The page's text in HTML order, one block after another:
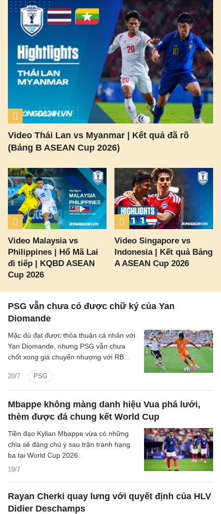
Video Thái Lan vs Myanmar | Kết quả đã rõ
(Bảng B ASEAN Cup 2026)
Video Malaysia vs
Philippines | Hổ Mã Lai
đi tiếp | KQBD ASEAN
Cup 2026
Video Singapore vs
Indonesia | Kết quả Bảng
A ASEAN Cup 2026
PSG vẫn chưa có được chữ ký của Yan
Diomande
20/7 PSG
Mặc dù đạt được thỏa thuận cá nhân với
Yan Diomande, nhưng PSG vẫn chưa
chốt xong giá chuyển nhượng với RB
Mbappe không màng danh hiệu Vua phá lưới,
thèm được đá chung kết World Cup
19/7
Tiền đạo Kylian Mbappe vừa có những
chia sẻ đáng chú ý sau trận tranh hạng
ba tại World Cup 2026.
Rayan Cherki quay lưng với quyết định của HLV
Didier Deschamps